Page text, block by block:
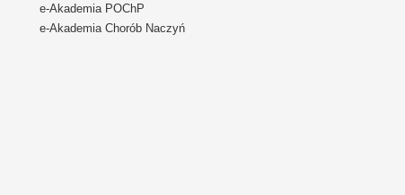
e-Akademia POChP
e-Akademia Chorób Naczyń